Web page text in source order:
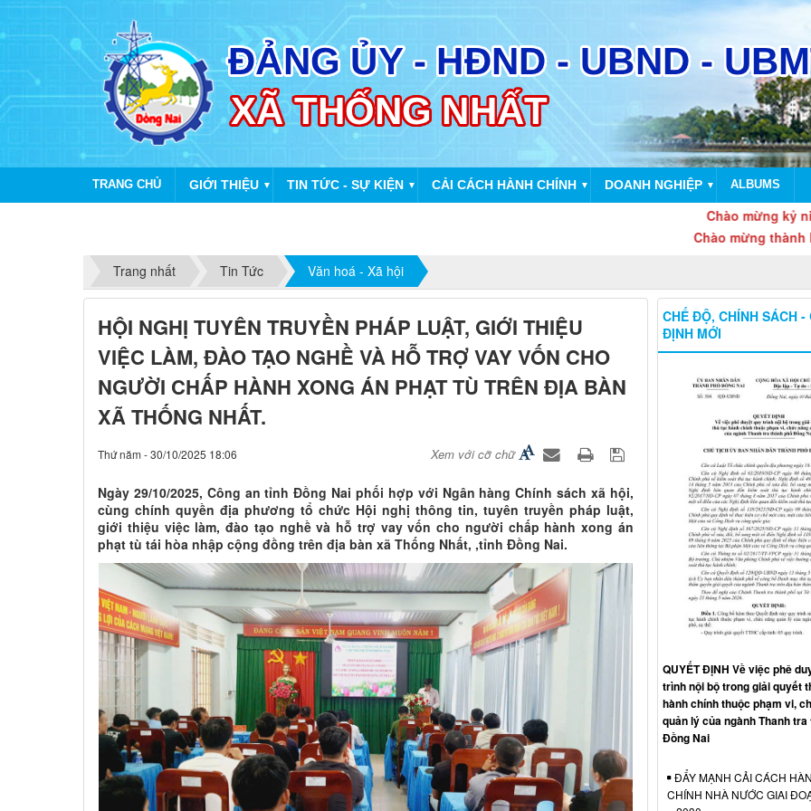
TRANG CHỦ GIỚI THIỆU ▼ TIN TỨC - SỰ KIỆN ▼ CẢI CÁCH HÀNH CHÍNH ▼ DOANH NGHIỆP ▼ ALBUMS
Chào mừng kỷ niệm
Chào mừng thành lập
Trang nhất
Tin Tức Văn hoá - Xã hội
HỘI NGHỊ TUYÊN TRUYỀN PHÁP LUẬT, GIỚI THIỆU
VIỆC LÀM, ĐÀO TẠO NGHỀ VÀ HỖ TRỢ VAY VỐN CHO
NGƯỜI CHẤP HÀNH XONG ÁN PHẠT TÙ TRÊN ĐỊA BÀN
XÃ THỐNG NHẤT.
Thứ năm - 30/10/2025 18:06 Xem với cỡ chữ
Ngày 29/10/2025, Công an tỉnh Đồng Nai phối hợp với Ngân hàng Chính sách xã hội,
cùng chính quyền địa phương tổ chức Hội nghị thông tin, tuyên truyền pháp luật,
giới thiệu việc làm, đào tạo nghề và hỗ trợ vay vốn cho người chấp hành xong án
phạt tù tái hòa nhập cộng đồng trên địa bàn xã Thống Nhất, ,tỉnh Đồng Nai.
CHẾ ĐỘ, CHÍNH SÁCH -
ĐỊNH MỚI
QUYẾT ĐỊNH Về việc phê
trình nội bộ trong giải quyết
hành chính thuộc phạm vi,
quản lý của ngành Thanh tra
Đồng Nai
ĐẨY MẠNH CẢI CÁCH
CHÍNH NHÀ NƯỚC GIAI